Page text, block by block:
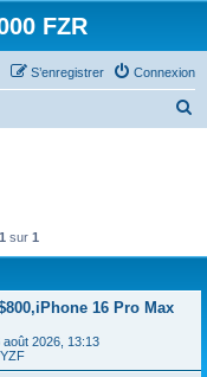
FZR
Connexion
S’enregistrer
1 sur 1
16 Pro Max
août 2026, 13:13